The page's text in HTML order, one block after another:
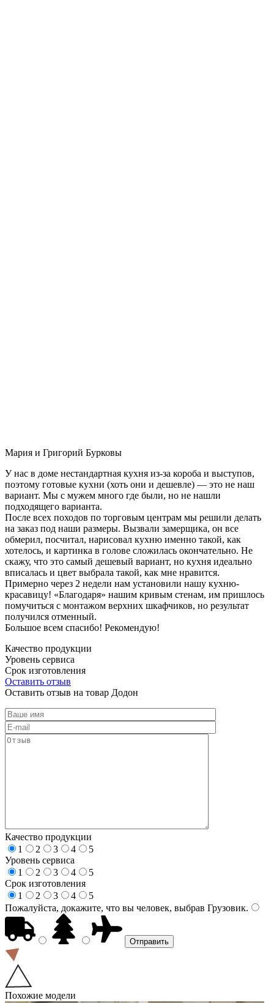
Мария и Григорий Бурковы
У нас в доме нестандартная кухня из-за короба и выступов,
поэтому готовые кухни (хоть они и дешевле) — это не наш
вариант. Мы с мужем много где были, но не нашли
подходящего варианта.
После всех походов по торговым центрам мы решили делать
на заказ под наши размеры. Вызвали замерщика, он все
обмерил, посчитал, нарисовал кухню именно такой, как
хотелось, и картинка в голове сложилась окончательно. Не
скажу, что это самый дешевый вариант, но кухня идеально
вписалась и цвет выбрала такой, как мне нравится.
Примерно через 2 недели нам установили нашу кухню-
красавицу! «Благодаря» нашим кривым стенам, им пришлось
помучиться с монтажом верхних шкафчиков, но результат
получился отменный.
Большое всем спасибо! Рекомендую!
Качество продукции
Уровень сервиса
Срок изготовления
Оставить отзыв
Оставить отзыв на товар Додон
Качество продукции
1
2 3 4
5
Уровень сервиса
1
2 3 4
5
Срок изготовления
1
2 3 4
5
Пожалуйста, докажите, что вы человек, выбрав Грузовик.
Похожие модели